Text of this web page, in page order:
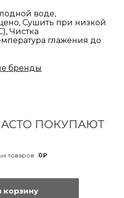
воде,
Сушить при низкой
Чистка
глажения до
бренды
ПОКУПАЮТ
товаров: 0₽
корзину